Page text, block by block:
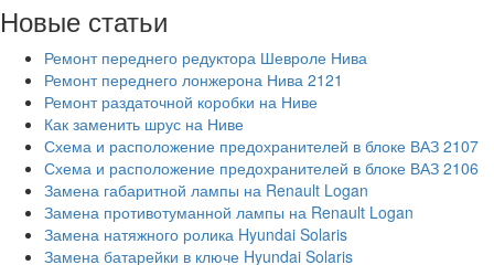
Новые статьи
Ремонт переднего редуктора Шевроле Нива
Ремонт переднего лонжерона Нива 2121
Ремонт раздаточной коробки на Ниве
Как заменить шрус на Ниве
Схема и расположение предохранителей в блоке ВАЗ 2107
Схема и расположение предохранителей в блоке ВАЗ 2106
Замена габаритной лампы на Renault Logan
Замена противотуманной лампы на Renault Logan
Замена натяжного ролика Hyundai Solaris
Замена батарейки в ключе Hyundai Solaris